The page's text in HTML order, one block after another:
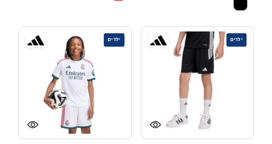
ילדים ילדים